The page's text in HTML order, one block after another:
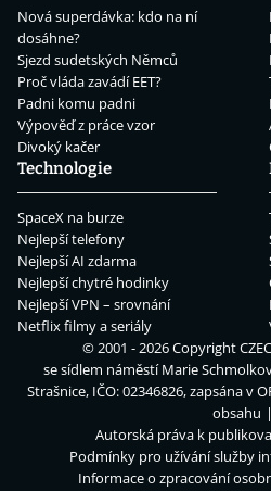
Nová superdávka: kdo na ní
dosáhne?
Sjezd sudetských Němců
Proč vláda zavádí EET?
Padni komu padni
Výpověď z práce vzor
Divoký kačer
Technologie
SpaceX na burze
Nejlepší telefony
Nejlepší AI zdarma
Nejlepší chytré hodinky
Nejlepší VPN – srovnání
Netflix filmy a seriály
© 2001 - 2026 Copyright
se sídlem náměstí Marie
Strašnice, IČO: 02346826, zapsána v
obsahu
Autorská práva k
Podmínky pro užívání služby
Informace o zpracování